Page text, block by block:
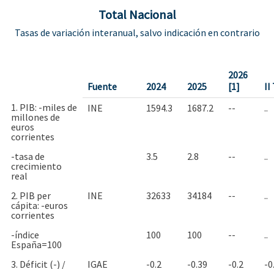
Total Nacional
Tasas de variación interanual, salvo indicación en contrario
Fuente 2024 2025
2026
[1]
II
1. PIB: -miles de
millones de
euros
corrientes
INE 1594.3 1687.2 -- ..
-tasa de
crecimiento
real
3.5 2.8 -- ..
2. PIB per
cápita: -euros
corrientes
INE 32633 34184 -- ..
-índice
España=100
100 100 -- ..
3. Déficit (-) /
IGAE -0.2 -0.39 -0.2 -